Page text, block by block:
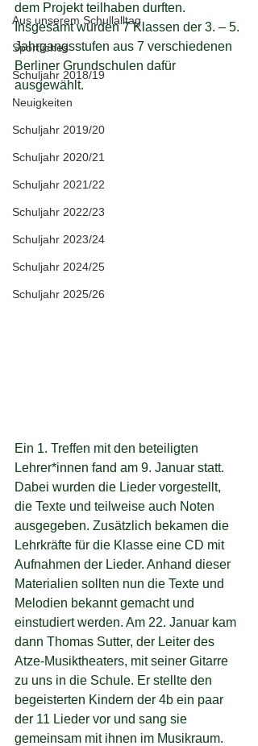
Aus unserem Schullalltag
Sportliches
Schuljahr 2018/19
Neuigkeiten
Schuljahr 2019/20
Schuljahr 2020/21
Schuljahr 2021/22
Schuljahr 2022/23
Schuljahr 2023/24
Schuljahr 2024/25
Schuljahr 2025/26
dem Projekt teilhaben durften.
Insgesamt wurden 7 Klassen der 3. – 5.
Jahrgangsstufen aus 7 verschiedenen
Berliner Grundschulen dafür
ausgewählt.
Ein 1. Treffen mit den beteiligten
Lehrer*innen fand am 9. Januar statt.
Dabei wurden die Lieder vorgestellt,
die Texte und teilweise auch Noten
ausgegeben. Zusätzlich bekamen die
Lehrkräfte für die Klasse eine CD mit
Aufnahmen der Lieder. Anhand dieser
Materialien sollten nun die Texte und
Melodien bekannt gemacht und
einstudiert werden. Am 22. Januar kam
dann Thomas Sutter, der Leiter des
Atze-Musiktheaters, mit seiner Gitarre
zu uns in die Schule. Er stellte den
begeisterten Kindern der 4b ein paar
der 11 Lieder vor und sang sie
gemeinsam mit ihnen im Musikraum.